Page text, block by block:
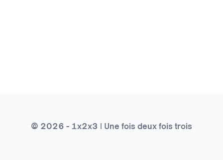
© 2026 - 1x2x3 | Une fois deux fois trois